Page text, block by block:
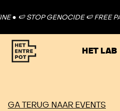
GENOCIDE 🍉 FREE PALESTINE ●
HET LAB
GA TERUG NAAR EVENTS